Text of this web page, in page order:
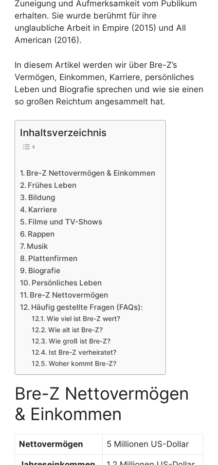
Zuneigung und Aufmerksamkeit vom Publikum
erhalten. Sie wurde berühmt für ihre
unglaubliche Arbeit in Empire (2015) und All
American (2016).
In diesem Artikel werden wir über Bre-Z’s
Vermögen, Einkommen, Karriere, persönliches
Leben und Biografie sprechen und wie sie einen
so großen Reichtum angesammelt hat.
Inhaltsverzeichnis
Bre-Z Nettovermögen & Einkommen
Frühes Leben
Bildung
Karriere
Filme und TV-Shows
Rappen
Musik
Plattenfirmen
Biografie
Persönliches Leben
Bre-Z Nettovermögen
Häufig gestellte Fragen (FAQs):
Wie viel ist Bre-Z wert?
Wie alt ist Bre-Z?
Wie groß ist Bre-Z?
Ist Bre-Z verheiratet?
Woher kommt Bre-Z?
Bre-Z Nettovermögen
& Einkommen
Nettovermögen 5 Millionen US-Dollar